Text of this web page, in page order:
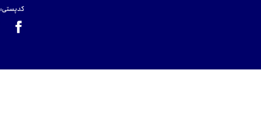
کدپستی: 131465433۶